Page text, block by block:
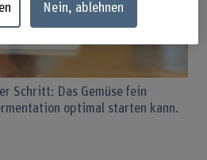
Schritt: Das Gemüse fein
optimal starten kann.
Nein, ablehnen